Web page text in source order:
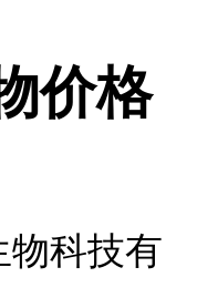
价格
物科技有